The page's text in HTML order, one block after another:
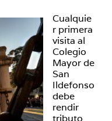
Cualquie
r primera
visita al
Colegio
Mayor de
San
Ildefonso
debe
rendir
tributo